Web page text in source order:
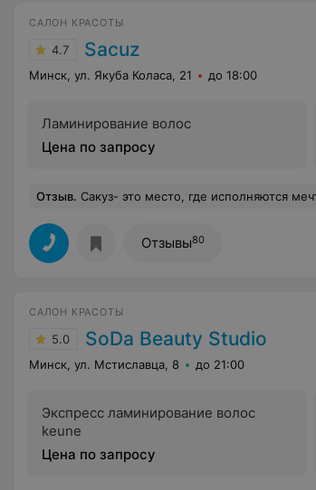
САЛОН КРАСОТЫ
4.7 Sacuz
Минск, ул. Якуба Коласа, 21 до 18:00
Ламинирование волос
Цена по запросу
Отзыв. Сакуз- это место, где исполняются мечты! Вход - тебя встречает приветливый администратор! Мастер Евгения вообще куколка, в ее руках
Отзывы80
САЛОН КРАСОТЫ
5.0 SoDa Beauty Studio
Минск, ул. Мстиславца, 8 до 21:00
Экспресс ламинирование волос
keune
Цена по запросу